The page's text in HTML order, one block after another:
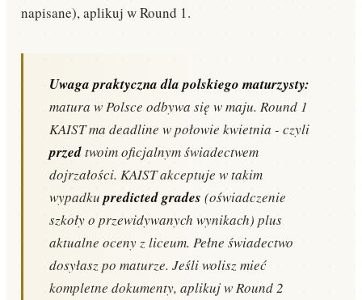
napisane), aplikuj w Round 1.
Uwaga praktyczna dla polskiego maturzysty:
matura w Polsce odbywa się w maju. Round 1
KAIST ma deadline w połowie kwietnia - czyli
przedtwoim oficjalnym świadectwem
dojrzałości. KAIST akceptuje w takim
wypadkupredicted grades (oświadczenie
szkoły o przewidywanych wynikach) plus
aktualne oceny z liceum. Pełne świadectwo
dosyłasz po maturze. Jeśli wolisz mieć
kompletne dokumenty, aplikuj w Round 2